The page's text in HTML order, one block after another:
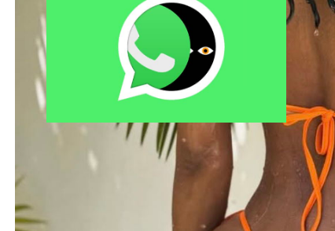
Où faut-il cacher une caméra
espion ?